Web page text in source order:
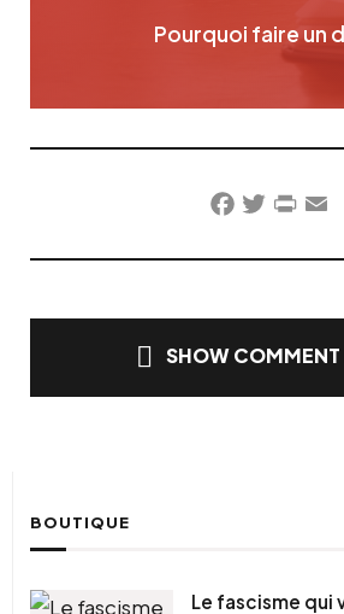
Pourquoi faire un
Facebook
TwitterEmail
SHOW COMMENT
BOUTIQUE
Le fascisme qui